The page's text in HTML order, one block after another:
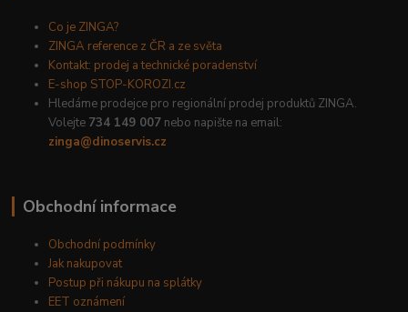
Co je ZINGA?
ZINGA reference z ČR a ze světa
Kontakt: prodej a technické poradenství
E-shop STOP-KOROZI.cz
Hledáme prodejce pro regionální prodej produktů ZINGA.
Volejte 734 149 007 nebo napište na email:
zinga@dinoservis.cz
Obchodní informace
Obchodní podmínky
Jak nakupovat
Postup při nákupu na splátky
EET oznámení